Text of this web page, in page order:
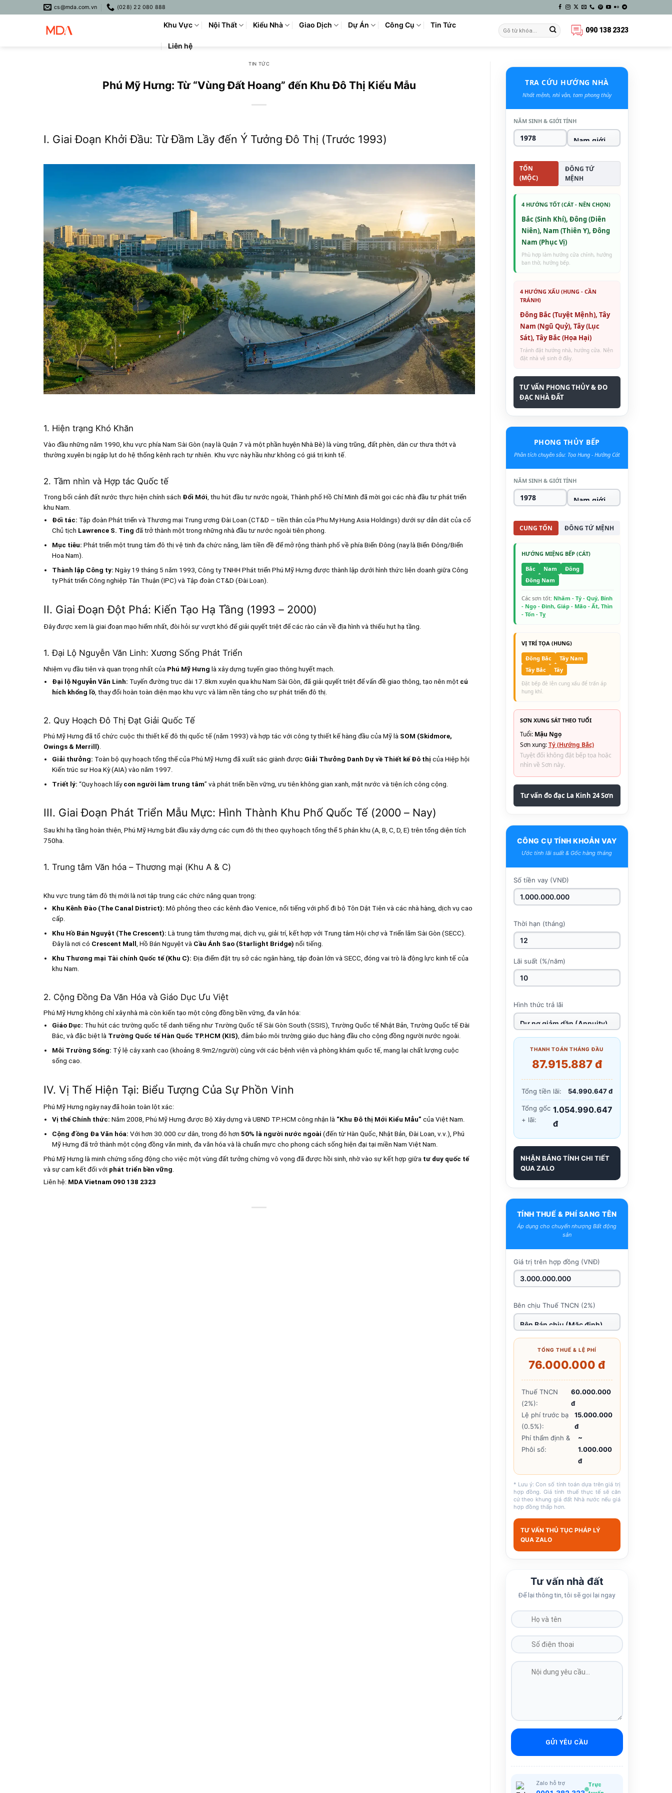
to
cs@mda.com.vn (028) 22 080 888
Khu Vực Nội Thất Kiểu Nhà Giao Dịch Dự Án Công Cụ Tin Tức
Liên hệ
090 138 2323
TIN TỨC
Phú Mỹ Hưng: Từ “Vùng Đất Hoang” đến Khu Đô Thị Kiểu Mẫu
I. Giai Đoạn Khởi Đầu: Từ Đầm Lầy đến Ý Tưởng Đô Thị (Trước 1993)
1. Hiện trạng Khó Khăn
Vào đầu những năm 1990, khu vực phía Nam Sài Gòn (nay là Quận 7 và một phần huyện Nhà Bè) là vùng trũng, đất phèn, dân cư thưa thớt và
thường xuyên bị ngập lụt do hệ thống kênh rạch tự nhiên. Khu vực này hầu như không có giá trị kinh tế.
2. Tầm nhìn và Hợp tác Quốc tế
Trong bối cảnh đất nước thực hiện chính sách Đổi Mới, thu hút đầu tư nước ngoài, Thành phố Hồ Chí Minh đã mời gọi các nhà đầu tư phát triển
khu Nam.
Đối tác: Tập đoàn Phát triển và Thương mại Trung ương Đài Loan (CT&D – tiền thân của Phu My Hung Asia Holdings) dưới sự dẫn dắt của cố
Chủ tịch Lawrence S. Ting đã trở thành một trong những nhà đầu tư nước ngoài tiên phong.
Mục tiêu: Phát triển một trung tâm đô thị vệ tinh đa chức năng, làm tiền đề để mở rộng thành phố về phía Biển Đông (nay là Biển Đông/Biển
Hoa Nam).
Thành lập Công ty: Ngày 19 tháng 5 năm 1993, Công ty TNHH Phát triển Phú Mỹ Hưng được thành lập dưới hình thức liên doanh giữa Công
ty Phát triển Công nghiệp Tân Thuận (IPC) và Tập đoàn CT&D (Đài Loan).
II. Giai Đoạn Đột Phá: Kiến Tạo Hạ Tầng (1993 – 2000)
Đây được xem là giai đoạn mạo hiểm nhất, đòi hỏi sự vượt khó để giải quyết triệt để các rào cản về địa hình và thiếu hụt hạ tầng.
1. Đại Lộ Nguyễn Văn Linh: Xương Sống Phát Triển
Nhiệm vụ đầu tiên và quan trọng nhất của Phú Mỹ Hưng là xây dựng tuyến giao thông huyết mạch.
Đại lộ Nguyễn Văn Linh: Tuyến đường trục dài 17.8km xuyên qua khu Nam Sài Gòn, đã giải quyết triệt để vấn đề giao thông, tạo nên một cú
hích khổng lồ , thay đổi hoàn toàn diện mạo khu vực và làm nền tảng cho sự phát triển đô thị.
2. Quy Hoạch Đô Thị Đạt Giải Quốc Tế
Phú Mỹ Hưng đã tổ chức cuộc thi thiết kế đô thị quốc tế (năm 1993) và hợp tác với công ty thiết kế hàng đầu của Mỹ là SOM (Skidmore,
Owings & Merrill).
Giải thưởng: Toàn bộ quy hoạch tổng thể của Phú Mỹ Hưng đã xuất sắc giành được Giải Thưởng Danh Dự về Thiết kế Đô thị của Hiệp hội
Kiến trúc sư Hoa Kỳ (AIA) vào năm 1997.
Triết lý: “Quy hoạch lấy con người làm trung tâm” và phát triển bền vững, ưu tiên không gian xanh, mặt nước và tiện ích công cộng.
III. Giai Đoạn Phát Triển Mẫu Mực: Hình Thành Khu Phố Quốc Tế (2000 – Nay)
Sau khi hạ tầng hoàn thiện, Phú Mỹ Hưng bắt đầu xây dựng các cụm đô thị theo quy hoạch tổng thể 5 phân khu (A, B, C, D, E) trên tổng diện tích
750ha.
1. Trung tâm Văn hóa – Thương mại (Khu A & C)
Khu vực trung tâm đô thị mới là nơi tập trung các chức năng quan trọng:
Khu Kênh Đào (The Canal District): Mô phỏng theo các kênh đào Venice, nổi tiếng với phố đi bộ Tôn Dật Tiên và các nhà hàng, dịch vụ cao
cấp.
Khu Hồ Bán Nguyệt (The Crescent): Là trung tâm thương mại, dịch vụ, giải trí, kết hợp với Trung tâm Hội chợ và Triển lãm Sài Gòn (SECC).
Đây là nơi có Crescent Mall , Hồ Bán Nguyệt và Cầu Ánh Sao (Starlight Bridge) nổi tiếng.
Khu Thương mại Tài chính Quốc tế (Khu C): Địa điểm đặt trụ sở các ngân hàng, tập đoàn lớn và SECC, đóng vai trò là động lực kinh tế của
khu Nam.
2. Cộng Đồng Đa Văn Hóa và Giáo Dục Ưu Việt
Phú Mỹ Hưng không chỉ xây nhà mà còn kiến tạo một cộng đồng bền vững, đa văn hóa:
Giáo Dục: Thu hút các trường quốc tế danh tiếng như Trường Quốc tế Sài Gòn South (SSIS), Trường Quốc tế Nhật Bản, Trường Quốc tế Đài
Bắc, và đặc biệt là Trường Quốc tế Hàn Quốc TP.HCM (KIS), đảm bảo môi trường giáo dục hàng đầu cho cộng đồng người nước ngoài.
Môi Trường Sống: Tỷ lệ cây xanh cao (khoảng8.9m2/người) cùng với các bệnh viện và phòng khám quốc tế, mang lại chất lượng cuộc
sống cao.
IV. Vị Thế Hiện Tại: Biểu Tượng Của Sự Phồn Vinh
Phú Mỹ Hưng ngày nay đã hoàn toàn lột xác:
Vị thế Chính thức: Năm 2008, Phú Mỹ Hưng được Bộ Xây dựng và UBND TP.HCM công nhận là “Khu Đô thị Mới Kiểu Mẫu” của Việt Nam.
Cộng đồng Đa Văn hóa: Với hơn 30.000 cư dân, trong đó hơn50% là người nước ngoài (đến từ Hàn Quốc, Nhật Bản, Đài Loan, v.v.), Phú
Mỹ Hưng đã trở thành một cộng đồng văn minh, đa văn hóa và là chuẩn mực cho phong cách sống hiện đại tại miền Nam Việt Nam.
Phú Mỹ Hưng là minh chứng sống động cho việc một vùng đất tưởng chừng vô vọng đã được hồi sinh, nhờ vào sự kết hợp giữa tư duy quốc tế
và sự cam kết đối với phát triển bền vững.
Liên hệ: MDA Vietnam 090 138 2323
TRA CỨU HƯỚNG NHÀ
Nhất mệnh, nhì vận, tam phong thủy
NĂM SINH & GIỚI TÍNH
TỐN
(MỘC)
ĐÔNG TỨ
MỆNH
4 HƯỚNG TỐT (CÁT - NÊN CHỌN)
Bắc (Sinh Khí), Đông (Diên
Niên), Nam (Thiên Y), Đông
Nam (Phục Vị)
Phù hợp làm hướng cửa chính, hướng
ban thờ, hướng bếp.
4 HƯỚNG XẤU (HUNG - CẦN
TRÁNH)
Đông Bắc (Tuyệt Mệnh), Tây
Nam (Ngũ Quỷ), Tây (Lục
Sát), Tây Bắc (Họa Hại)
Tránh đặt hướng nhà, hướng cửa. Nên
đặt nhà vệ sinh ở đây.
TƯ VẤN PHONG THỦY & ĐO
ĐẠC NHÀ ĐẤT
PHONG THỦY BẾP
Phân tích chuyên sâu: Tọa Hung - Hướng Cát
NĂM SINH & GIỚI TÍNH
CUNG TỐN ĐÔNG TỨ MỆNH
HƯỚNG MIỆNG BẾP (CÁT)
Bắc
Nam
Đông
Đông Nam
Các sơn tốt: Nhâm - Tý - Quý, Bính
- Ngọ - Đinh, Giáp - Mão - Ất, Thìn
- Tốn - Tỵ
VỊ TRÍ TỌA (HUNG)
Đông Bắc
Tây Nam
Tây Bắc
Tây
Đặt bếp đè lên cung xấu để trấn áp
hung khí.
SƠN XUNG SÁT THEO TUỔI
Tuổi: Mậu Ngọ
Sơn xung:Tý (Hướng Bắc)
Tuyệt đối không đặt bếp tọa hoặc
nhìn về Sơn này.
Tư vấn đo đạc La Kinh 24 Sơn
CÔNG CỤ TÍNH KHOẢN VAY
Ước tính lãi suất & Gốc hàng tháng
Số tiền vay (VNĐ)
Thời hạn (tháng)
Lãi suất (%/năm)
Hình thức trả lãi
THANH TOÁN THÁNG ĐẦU
87.915.887 đ
Tổng tiền lãi: 54.990.647 đ
Tổng gốc
+ lãi:
1.054.990.647
đ
NHẬN BẢNG TÍNH CHI TIẾT
QUA ZALO
TÍNH THUẾ & PHÍ SANG TÊN
Áp dụng cho chuyển nhượng Bất động
sản
Giá trị trên hợp đồng (VNĐ)
Bên chịu Thuế TNCN (2%)
TỔNG THUẾ & LỆ PHÍ
76.000.000 đ
Thuế TNCN
(2%):
60.000.000
đ
Lệ phí trước bạ
(0.5%):
15.000.000
đ
Phí thẩm định &
Phôi sổ:
~
1.000.000
đ
* Lưu ý: Con số tính toán dựa trên giá trị
hợp đồng. Giá tính thuế thực tế sẽ căn
cứ theo khung giá đất Nhà nước nếu giá
hợp đồng thấp hơn.
TƯ VẤN THỦ TỤC PHÁP LÝ
QUA ZALO
Tư vấn nhà đất
Để lại thông tin, tôi sẽ gọi lại ngay
GỬI YÊU CẦU
Zalo hỗ trợ
Trực